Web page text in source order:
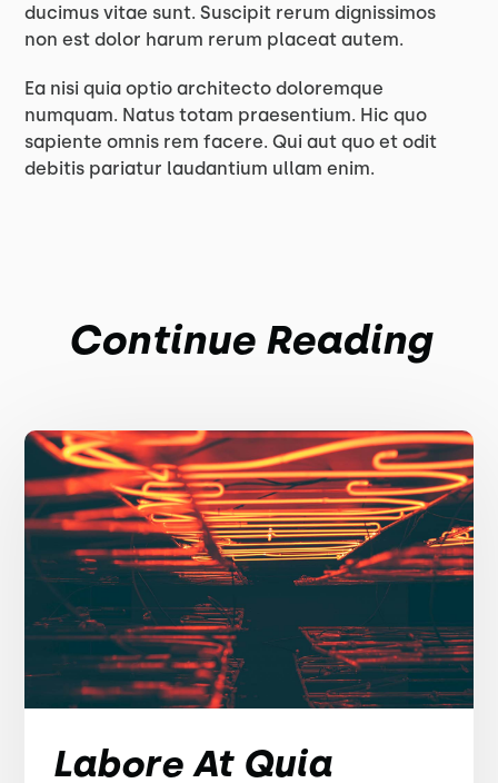
ducimus vitae sunt. Suscipit rerum dignissimos
non est dolor harum rerum placeat autem.
Ea nisi quia optio architecto doloremque
numquam. Natus totam praesentium. Hic quo
sapiente omnis rem facere. Qui aut quo et odit
debitis pariatur laudantium ullam enim.
Continue Reading
Labore At Quia